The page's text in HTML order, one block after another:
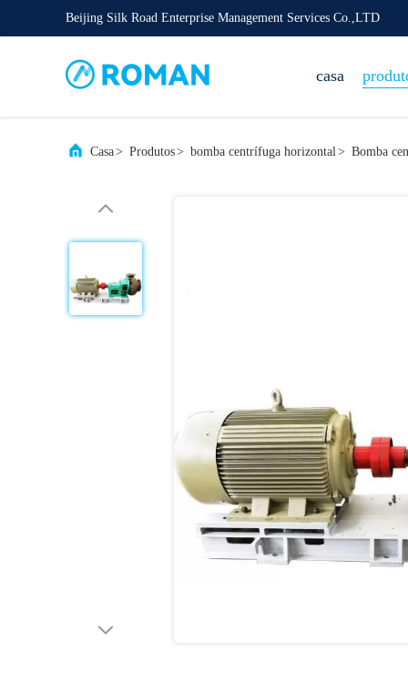
Beijing Silk Road Enterprise Management Services Co.,LTD
casa
Casa> Produtos> bomba centrífuga horizontal> Bomba